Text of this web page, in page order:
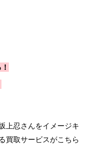
上忍さんをイメージキ
買取サービスがこちら